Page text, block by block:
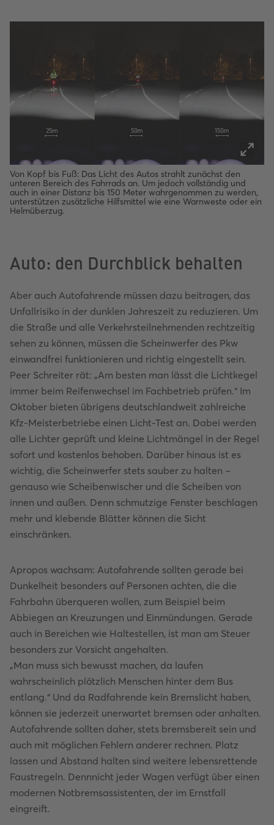
Von Kopf bis Fuß: Das Licht des Autos strahlt zunächst den
unteren Bereich des Fahrrads an. Um jedoch vollständig und
auch in einer Distanz bis 150 Meter wahrgenommen zu werden,
unterstützen zusätzliche Hilfsmittel wie eine Warnweste oder ein
Helmüberzug.
Auto: den Durchblick behalten
Aber auch Autofahrende müssen dazu beitragen, das
Unfallrisiko in der dunklen Jahreszeit zu reduzieren. Um
die Straße und alle Verkehrsteilnehmenden rechtzeitig
sehen zu können, müssen die Scheinwerfer des Pkw
einwandfrei funktionieren und richtig eingestellt sein.
Peer Schreiter rät: „Am besten man lässt die Lichtkegel
immer beim Reifenwechsel im Fachbetrieb prüfen.“ Im
Oktober bieten übrigens deutschlandweit zahlreiche
Kfz-Meisterbetriebe einen Licht-Test an. Dabei werden
alle Lichter geprüft und kleine Lichtmängel in der Regel
sofort und kostenlos behoben. Darüber hinaus ist es
wichtig, die Scheinwerfer stets sauber zu halten –
genauso wie Scheibenwischer und die Scheiben von
innen und außen. Denn schmutzige Fenster beschlagen
mehr und klebende Blätter können die Sicht
einschränken.
Apropos wachsam: Autofahrende sollten gerade bei
Dunkelheit besonders auf Personen achten, die die
Fahrbahn überqueren wollen, zum Beispiel beim
Abbiegen an Kreuzungen und Einmündungen. Gerade
auch in Bereichen wie Haltestellen, ist man am Steuer
besonders zur Vorsicht angehalten.
„Man muss sich bewusst machen, da laufen
wahrscheinlich plötzlich Menschen hinter dem Bus
entlang.“ Und da Radfahrende kein Bremslicht haben,
können sie jederzeit unerwartet bremsen oder anhalten.
Autofahrende sollten daher, stets bremsbereit sein und
auch mit möglichen Fehlern anderer rechnen. Platz
lassen und Abstand halten sind weitere lebensrettende
Faustregeln. Dennnicht jeder Wagen verfügt über einen
modernen Notbremsassistenten, der im Ernstfall
eingreift.